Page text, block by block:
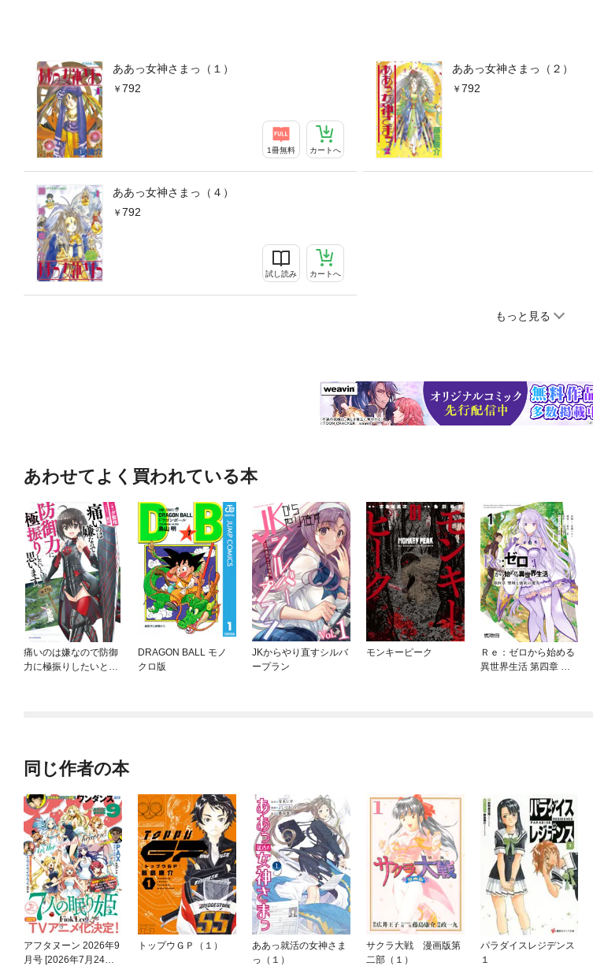
ああっ女神さまっ（１）
792
1冊無料 カートへ
ああっ女神さまっ（２）
792
ああっ女神さまっ（４）
792
試し読み カートへ
もっと見る
あわせてよく買われている本
痛いのは嫌なので防御
力に極振りしたいと思
DRAGON BALL モノ
クロ版
JKからやり直すシルバ
ープラン
モンキーピーク
Ｒｅ：ゼロから始める
異世界生活 第四章 聖
同じ作者の本
アフタヌーン 2026年9
月号 [2026年7月24日
トップウＧＰ（１）
ああっ就活の女神さま
っ（１）
サクラ大戦 漫画版第
二部（１）
パラダイスレジデンス
１